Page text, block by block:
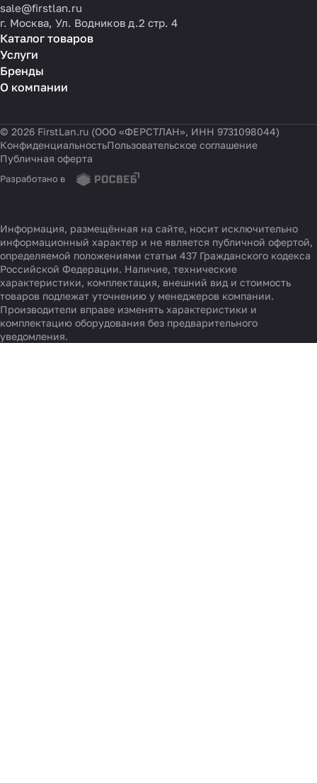
sale@firstlan.ru
г. Москва, Ул. Водников д.2 стр. 4
Каталог товаров
Услуги
Бренды
О компании
© 2026 FirstLan.ru (ООО «ФЕРСТЛАН», ИНН 9731098044)
КонфиденциальностьПользовательское соглашение
Публичная оферта
Разработано в
Информация, размещённая на сайте, носит исключительно
информационный характер и не является публичной офертой,
определяемой положениями статьи 437 Гражданского кодекса
Российской Федерации. Наличие, технические
характеристики, комплектация, внешний вид и стоимость
товаров подлежат уточнению у менеджеров компании.
Производители вправе изменять характеристики и
комплектацию оборудования без предварительного
уведомления.